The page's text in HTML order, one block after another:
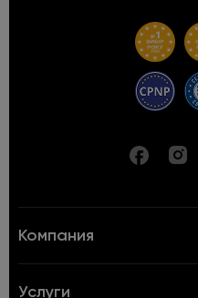
Компания
Услуги